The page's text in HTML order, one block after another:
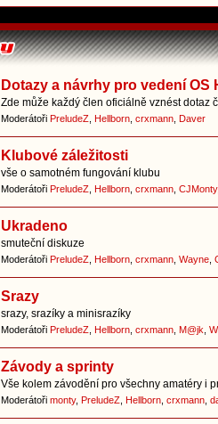
Dotazy a návrhy pro vedení OS
Zde může každý člen oficiálně vznést dotaz
Moderátoři PreludeZ, Hellborn, crxmann, Daver
Klubové záležitosti
vše o samotném fungování klubu
Moderátoři PreludeZ, Hellborn, crxmann, CJMonty,
Ukradeno
smuteční diskuze
Moderátoři PreludeZ, Hellborn, crxmann, Wayne,
Srazy
srazy, srazíky a minisrazíky
Moderátoři PreludeZ, Hellborn, crxmann, M@jk
Závody a sprinty
Vše kolem závodění pro všechny amatéry i
Moderátoři monty, PreludeZ, Hellborn, crxmann,